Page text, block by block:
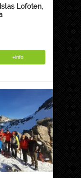
Lofoten,
+info
-